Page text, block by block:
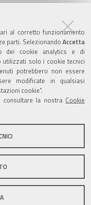
al corretto funzionamento
parti. Selezionando Accetta
dei cookie analytics e di
utilizzati solo i cookie tecnici
potrebbero non essere
modificate in qualsiasi
cookie".
la nostra Cookie
Comune di Zola
sito
Predosa